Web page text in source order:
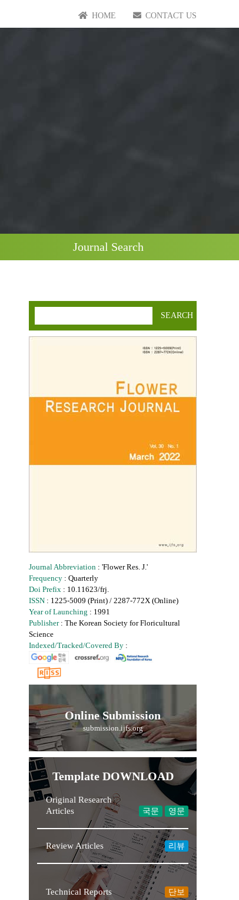
HOME CONTACT US
Journal Search
SEARCH
Journal Abbreviation : 'Flower Res. J.'
Frequency : Quarterly
Doi Prefix : 10.11623/frj.
ISSN : 1225-5009 (Print) / 2287-772X (Online)
Year of Launching : 1991
Publisher: The Korean Society for Floricultural
Science
Indexed/Tracked/Covered By :
Online Submission
submission.ijfs.org
Template DOWNLOAD
Original Research
Articles
국문 영문
Review Articles 리뷰
Technical Reports 단보